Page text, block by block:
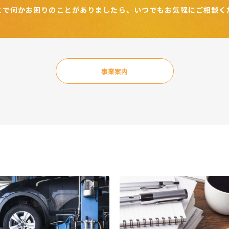
何かお困りのことがありましたら、いつでもお気軽に ご相談
事業案内